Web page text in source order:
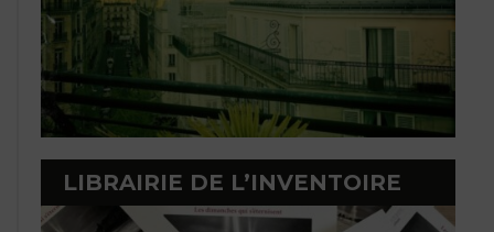
LIBRAIRIE DE L’INVENTOIRE